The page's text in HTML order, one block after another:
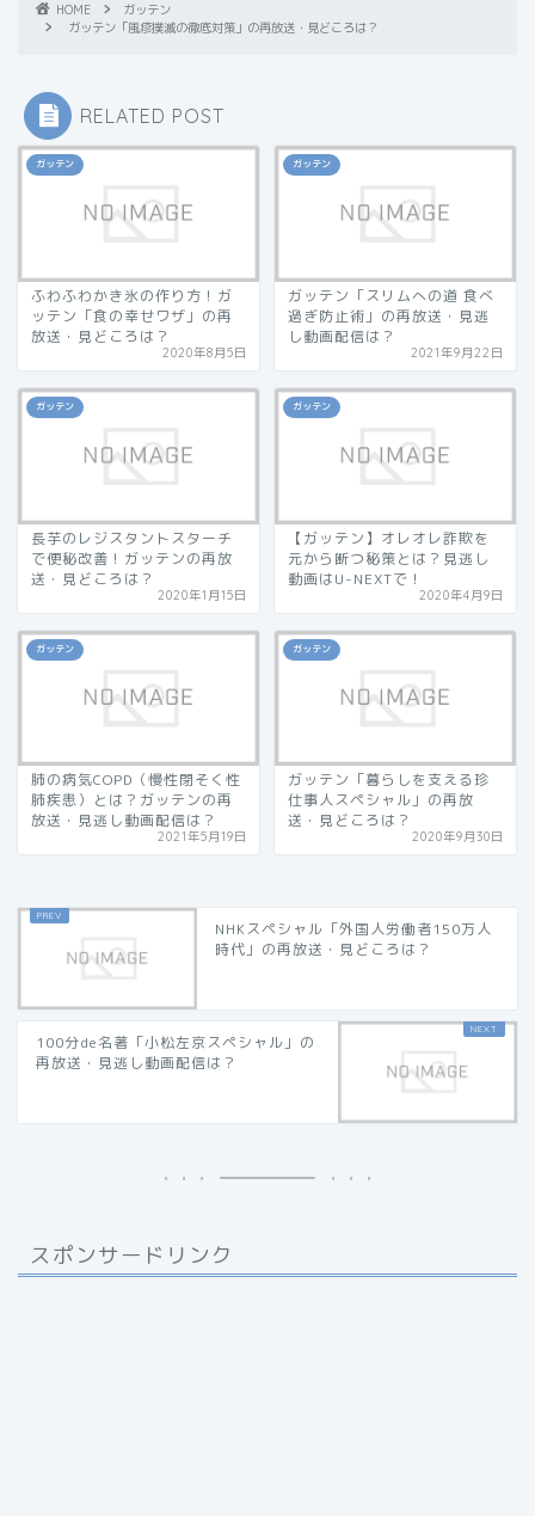
HOME
ガッテン
ガッテン「風疹撲滅の徹底対策」の再放送・見どころは？
RELATED POST
ガッテン
ふわふわかき氷の作り方！ガ
ッテン「食の幸せワザ」の再
放送・見どころは？
2020年8月5日
ガッテン
ガッテン「スリムへの道 食べ
過ぎ防止術」の再放送・見逃
し動画配信は？
2021年9月22日
ガッテン
長芋のレジスタントスターチ
で便秘改善！ガッテンの再放
送・見どころは？
2020年1月15日
ガッテン
【ガッテン】オレオレ詐欺を
元から断つ秘策とは？見逃し
動画はU-NEXTで！
2020年4月9日
ガッテン
肺の病気COPD（慢性閉そく性
肺疾患）とは？ガッテンの再
放送・見逃し動画配信は？
2021年5月19日
ガッテン
ガッテン「暮らしを支える珍
仕事人スペシャル」の再放
送・見どころは？
2020年9月30日
NHKスペシャル「外国人労働者150万人
時代」の再放送・見どころは？
100分de名著「小松左京スペシャル」の
再放送・見逃し動画配信は？
スポンサードリンク